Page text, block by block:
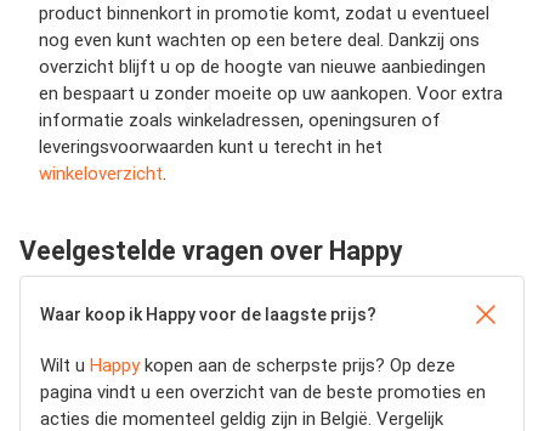
product binnenkort in promotie komt, zodat u eventueel
nog even kunt wachten op een betere deal. Dankzij ons
overzicht blijft u op de hoogte van nieuwe aanbiedingen
en bespaart u zonder moeite op uw aankopen. Voor extra
informatie zoals winkeladressen, openingsuren of
leveringsvoorwaarden kunt u terecht in het
winkeloverzicht
Veelgestelde vragen over Happy
Waar koop ik Happy voor de laagste prijs?
Wilt u Happykopen aan de scherpste prijs? Op deze
pagina vindt u een overzicht van de beste promoties en
acties die momenteel geldig zijn in België. Vergelijk